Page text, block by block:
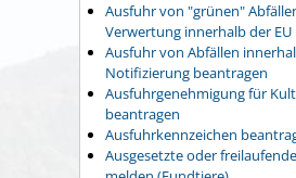
Ausfuhr von "grünen"
Verwertung innerhalb der
Ausfuhr von Abfällen
Notifizierung beantragen
Ausfuhrgenehmigung für
beantragen
Ausfuhrkennzeichen
Ausgesetzte oder